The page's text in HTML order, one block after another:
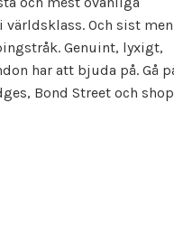
världsklass. Och sist
Genuint, lyxigt,
har att bjuda på. Gå
Bond Street och